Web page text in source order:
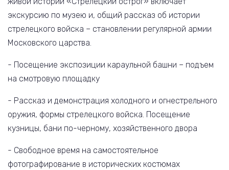
экскурсию по музею и, общий рассказ об истории
стрелецкого войска – становлении регулярной армии
Московского царства.
- Посещение экспозиции караульной башни – подъем
на смотровую площадку
- Рассказ и демонстрация холодного и огнестрельного
оружия, формы стрелецкого войска. Посещение
кузницы, бани по-черному, хозяйственного двора
- Свободное время на самостоятельное
фотографирование в исторических костюмах